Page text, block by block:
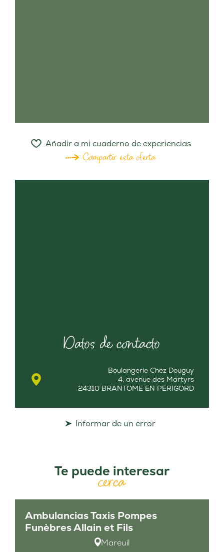
Añadir a mi cuaderno de experiencias
Compartir esta oferta
Datos de contacto
Boulangerie Chez Douguy
4, avenue des Martyrs
24310 BRANTOME EN PERIGORD
Informar de un error
Te puede interesar
cerca
Ambulancias Taxis Pompes
Funèbres Allain et Fils
Mareuil